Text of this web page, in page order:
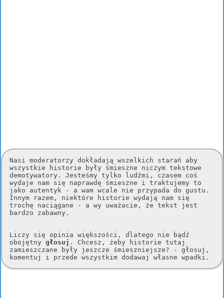
Nasi moderatorzy dokładają wszelkich starań aby
wszystkie historie były śmieszne niczym tekstowe
demotywatory. Jesteśmy tylko ludźmi, czasem coś
wydaje nam się naprawdę śmieszne i traktujemy to
jako autentyk - a wam wcale nie przypada do gustu.
Innym razem, niektóre historie wydają nam się
trochę naciągane - a wy uważacie, że tekst jest
bardzo zabawny.
Liczy się opinia większości, dlatego nie bądź
obojętny głosuj . Chcesz, żeby historie tutaj
zamieszczane były jeszcze śmieszniejsze? - głosuj,
komentuj i przede wszystkim dodawaj własne wpadki.